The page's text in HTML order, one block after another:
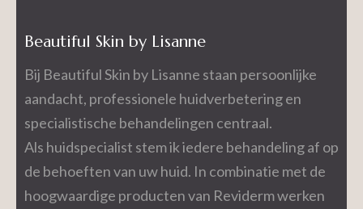
Beautiful Skin by Lisanne
Bij Beautiful Skin by Lisanne staan persoonlijke
aandacht, professionele huidverbetering en
specialistische behandelingen centraal.
Als huidspecialist stem ik iedere behandeling af op
de behoeften van uw huid. In combinatie met de
hoogwaardige producten van Reviderm werken